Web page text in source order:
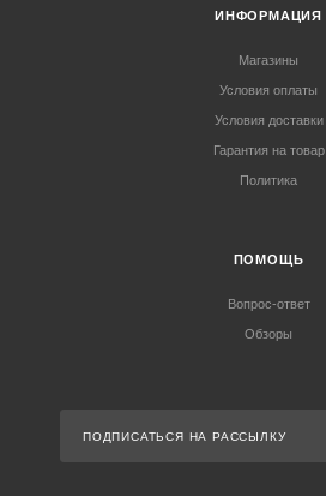
ИНФОРМАЦИЯ
Магазины
Условия оплаты
Условия доставки
Гарантия на товар
Политика
ПОМОЩЬ
Вопрос-ответ
Обзоры
ПОДПИСАТЬСЯ НА РАССЫЛКУ